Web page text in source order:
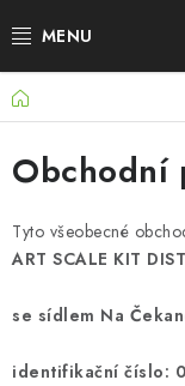
na
WARHAMMER
ASK PRODUKTY
NOVINKY
Domů
Obchodní
Tyto všeobecné
ART SCALE KIT
se sídlem Na
identifikační číslo: